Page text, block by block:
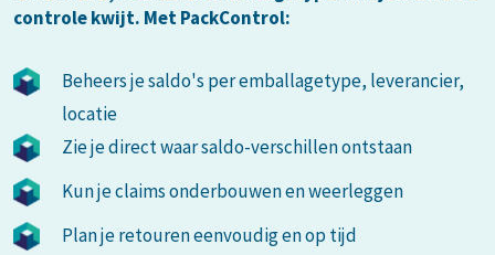
controle kwijt. Met PackControl:
Beheers je saldo's per emballagetype, leverancier,
locatie
Zie je direct waar saldo-verschillen ontstaan
Kun je claims onderbouwen en weerleggen
Plan je retouren eenvoudig en op tijd